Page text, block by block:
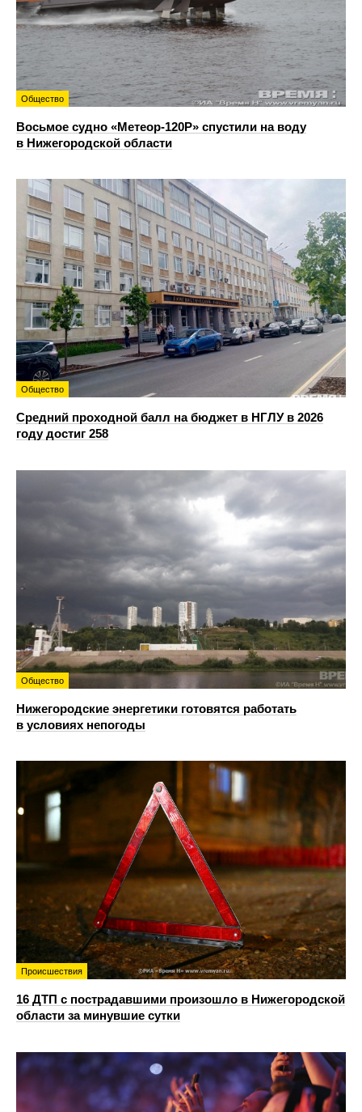
Общество
Восьмое судно «Метеор-120Р» спустили на воду
в Нижегородской области
Общество
Средний проходной балл на бюджет в НГЛУ в 2026
году достиг 258
Общество
Нижегородские энергетики готовятся работать
в условиях непогоды
Происшествия
16 ДТП с пострадавшими произошло в Нижегородской
области за минувшие сутки